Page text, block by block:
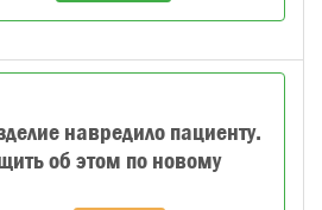
навредило пациенту.
об этом по новому